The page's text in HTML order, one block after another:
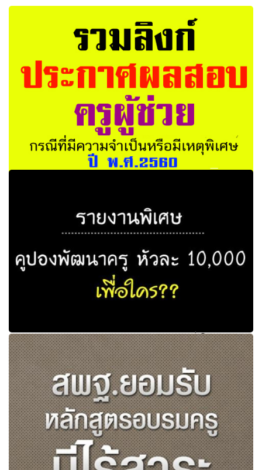
รายงานพิเศษ | คูปองพัฒนาครูหัวละ 10,000 เพื่อใคร??
"....เกิดปรากฏการณ์ ครูแตกตื่นกับ